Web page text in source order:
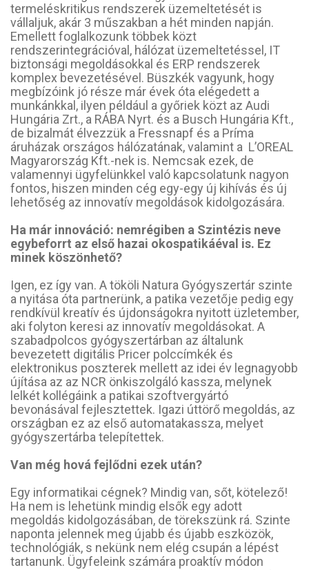
termeléskritikus rendszerek üzemeltetését is
vállaljuk, akár 3 műszakban a hét minden napján.
Emellett foglalkozunk többek közt
rendszerintegrációval, hálózat üzemeltetéssel, IT
biztonsági megoldásokkal és ERP rendszerek
komplex bevezetésével. Büszkék vagyunk, hogy
megbízóink jó része már évek óta elégedett a
munkánkkal, ilyen például a győriek közt az Audi
Hungária Zrt., a RÁBA Nyrt. és a Busch Hungária Kft.,
de bizalmát élvezzük a Fressnapf és a Príma
áruházak országos hálózatának, valamint a L’OREAL
Magyarország Kft.-nek is. Nemcsak ezek, de
valamennyi ügyfelünkkel való kapcsolatunk nagyon
fontos, hiszen minden cég egy-egy új kihívás és új
lehetőség az innovatív megoldások kidolgozására.
Ha már innováció: nemrégiben a Szintézis neve
egybeforrt az első hazai okospatikáéval is. Ez
minek köszönhető?
Igen, ez így van. A tököli Natura Gyógyszertár szinte
a nyitása óta partnerünk, a patika vezetője pedig egy
rendkívül kreatív és újdonságokra nyitott üzletember,
aki folyton keresi az innovatív megoldásokat. A
szabadpolcos gyógyszertárban az általunk
bevezetett digitális Pricer polccímkék és
elektronikus poszterek mellett az idei év legnagyobb
újítása az az NCR önkiszolgáló kassza, melynek
lelkét kollégáink a patikai szoftvergyártó
bevonásával fejlesztettek. Igazi úttörő megoldás, az
országban ez az első automatakassza, melyet
gyógyszertárba telepítettek.
Van még hová fejlődni ezek után?
Egy informatikai cégnek? Mindig van, sőt, kötelező!
Ha nem is lehetünk mindig elsők egy adott
megoldás kidolgozásában, de törekszünk rá. Szinte
naponta jelennek meg újabb és újabb eszközök,
technológiák, s nekünk nem elég csupán a lépést
tartanunk. Ügyfeleink számára proaktív módon